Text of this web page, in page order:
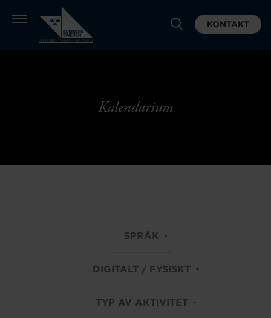
KONTAKT
Kalendarium
SPRÅK
DIGITALT / FYSISKT
TYP AV AKTIVITET